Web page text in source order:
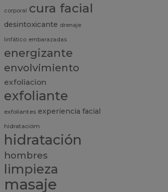
corporal cura facial
desintoxicante drenaje
linfático embarazadas
energizante
envolvimiento
exfoliacion
exfoliante
exfoliantes experiencia facial
hidratacióm
hidratación
hombres
limpieza
masaje